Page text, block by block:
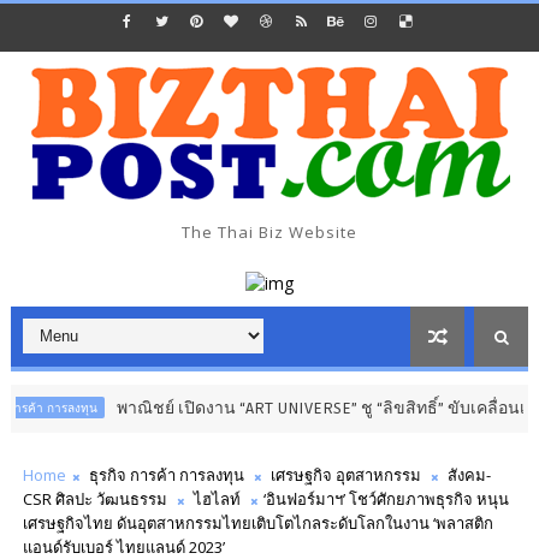
The Thai Biz Website
พาณิชย์ เปิดงาน “ART UNIVERSE” ชู “ลิขสิทธิ์” ขับเคลื่อนเศรษฐกิจสร้าง
Home ธุรกิจ การค้า การลงทุน เศรษฐกิจ อุตสาหกรรม
สังคม-
CSR ศิลปะ วัฒนธรรม
ไฮไลท์
‘อินฟอร์มาฯ’ โชว์ศักยภาพธุรกิจ หนุน
เศรษฐกิจไทย ดันอุตสาหกรรมไทยเติบโตไกลระดับโลกในงาน ‘พลาสติก
แอนด์รับเบอร์ ไทยแลนด์ 2023’